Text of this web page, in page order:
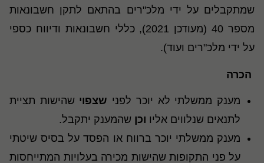
שמתקבלים על ידי מלכ"רים בהתאם לתקן חשבונאות
מספר 40 (מעודכן 2021), כללי חשבונאות ודיווח כספי
על ידי מלכ"רים ועוד).
הכרה
מענק ממשלתי לא יוכר לפני שצפוישהישות תציית
לתנאים שנלווים אליו וכן שהמענק יתקבל.
מענק ממשלתי יוכר ברווח או הפסד על בסיס שיטתי
על פני התקופות שהישות מכירה בעלויות המתייחסות